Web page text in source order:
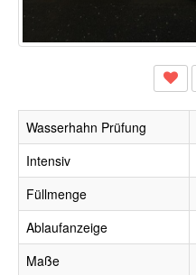
Wasserhahn Prüfung
Intensiv
Füllmenge
Ablaufanzeige
Maße